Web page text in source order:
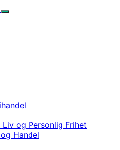
og Personlig Frihet
Handel